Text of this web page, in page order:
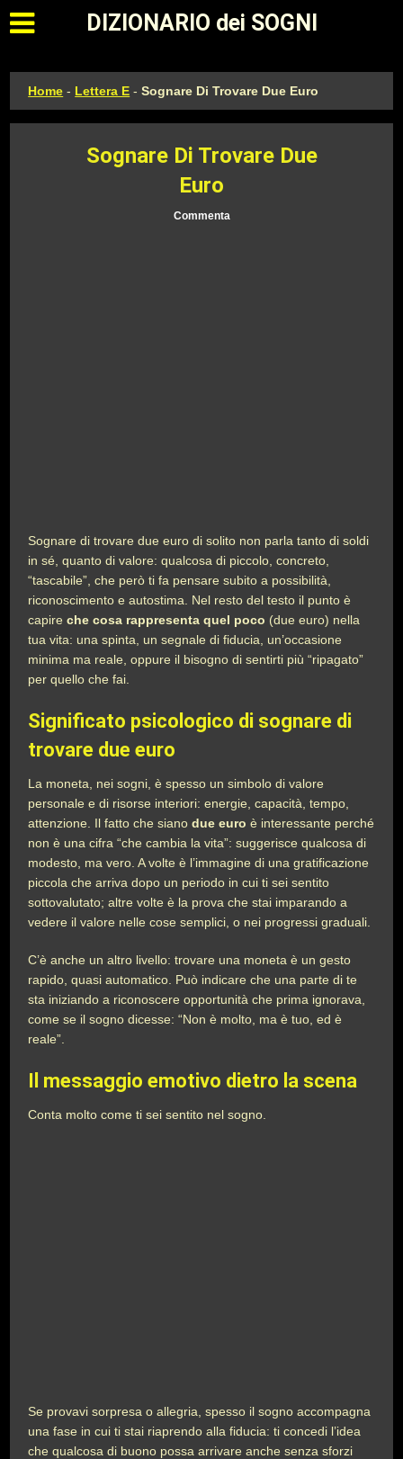
Apri il menu principale
DIZIONARIO dei SOGNI
Home - Lettera E -Sognare Di Trovare Due Euro
Sognare Di Trovare Due
Euro
Commenta
Sognare di trovare due euro di solito non parla tanto di soldi
in sé, quanto di valore: qualcosa di piccolo, concreto,
“tascabile”, che però ti fa pensare subito a possibilità,
riconoscimento e autostima. Nel resto del testo il punto è
capireche cosa rappresenta quel poco (due euro) nella
tua vita: una spinta, un segnale di fiducia, un’occasione
minima ma reale, oppure il bisogno di sentirti più “ripagato”
per quello che fai.
Significato psicologico di sognare di
trovare due euro
La moneta, nei sogni, è spesso un simbolo di valore
personale e di risorse interiori: energie, capacità, tempo,
attenzione. Il fatto che sianodue euro è interessante perché
non è una cifra “che cambia la vita”: suggerisce qualcosa di
modesto, ma vero. A volte è l’immagine di una gratificazione
piccola che arriva dopo un periodo in cui ti sei sentito
sottovalutato; altre volte è la prova che stai imparando a
vedere il valore nelle cose semplici, o nei progressi graduali.
C’è anche un altro livello: trovare una moneta è un gesto
rapido, quasi automatico. Può indicare che una parte di te
sta iniziando a riconoscere opportunità che prima ignorava,
come se il sogno dicesse: “Non è molto, ma è tuo, ed è
reale”.
Il messaggio emotivo dietro la scena
Conta molto come ti sei sentito nel sogno.
Se provavi sorpresa o allegria, spesso il sogno accompagna
una fase in cui ti stai riaprendo alla fiducia: ti concedi l’idea
che qualcosa di buono possa arrivare anche senza sforzi